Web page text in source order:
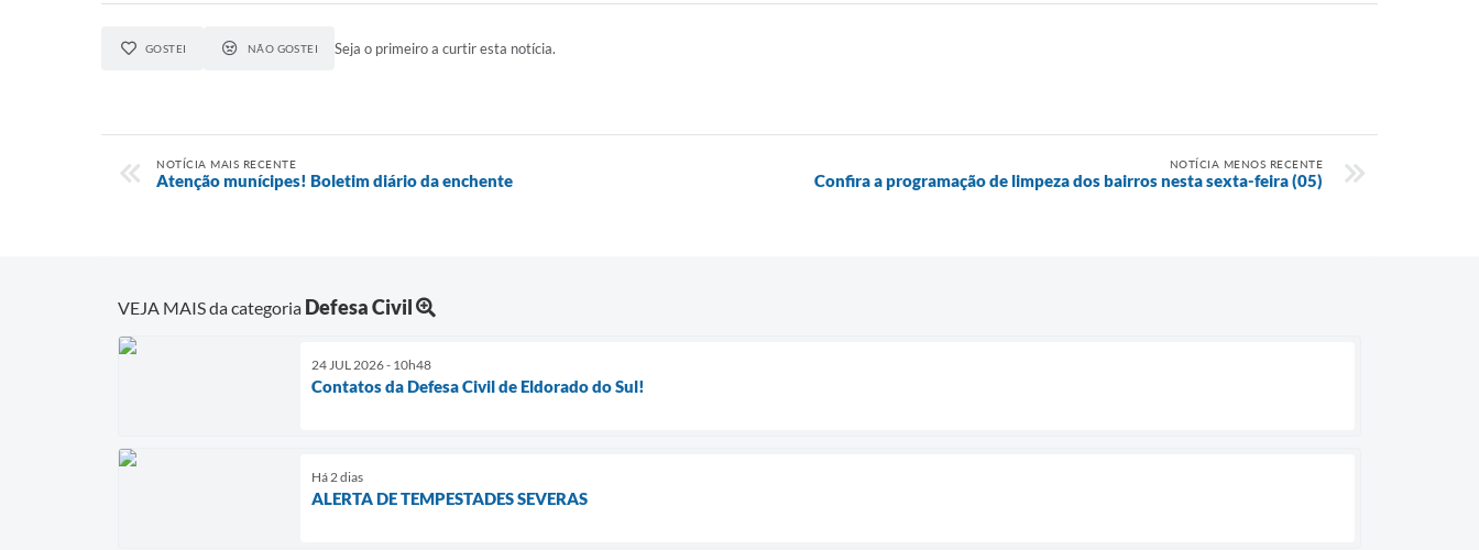
GOSTEI NÃO GOSTEI Seja o primeiro a curtir esta notícia.
NOTÍCIA MAIS RECENTE
Atenção munícipes! Boletim diário da enchente
NOTÍCIA MENOS RECENTE
Confira a programação de limpeza dos bairros nesta sexta-feira (05)
VEJA MAIS da categoria Defesa Civil
24 JUL 2026 - 10h48
Contatos da Defesa Civil de Eldorado do Sul!
Há 2 dias
ALERTA DE TEMPESTADES SEVERAS